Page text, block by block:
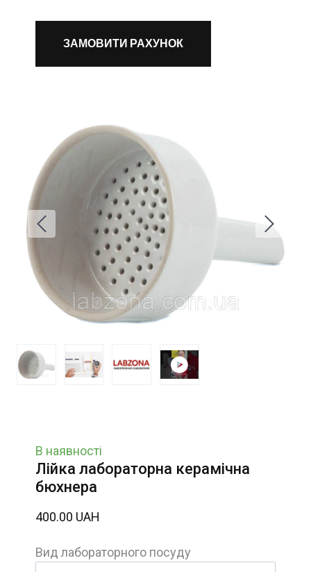
ЗАМОВИТИ РАХУНОК
В наявності
Лійка лабораторна керамічна
бюхнера
400.00 UAH
Вид лабораторного посуду